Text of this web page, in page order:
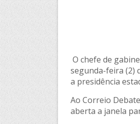
O chefe de
segunda-feira (2)
a presidência
Ao Correio
aberta a janela